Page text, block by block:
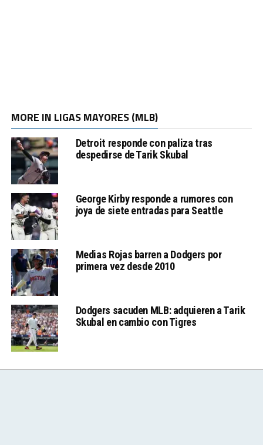
MORE IN LIGAS MAYORES (MLB)
Detroit responde con paliza tras
despedirse de Tarik Skubal
George Kirby responde a rumores con
joya de siete entradas para Seattle
Medias Rojas barren a Dodgers por
primera vez desde 2010
Dodgers sacuden MLB: adquieren a Tarik
Skubal en cambio con Tigres